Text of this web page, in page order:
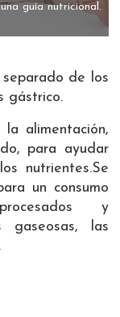
guía nutricional.
de los
gástrico.
alimentación,
para ayudar
nutrientes.Se
un consumo
y
gaseosas, las